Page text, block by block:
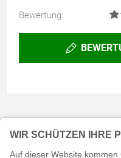
Bewertung: